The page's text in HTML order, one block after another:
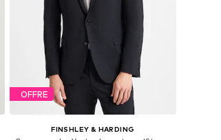
OFFRE
FINSHLEY & HARDING